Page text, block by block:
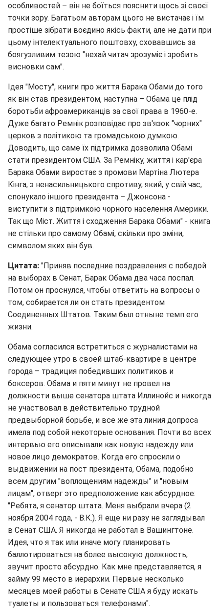
особливостей – він не боїться пояснити щось зі своєї
точки зору. Багатьом авторам цього не вистачає і їм
простіше зібрати воєдино якісь факти, але не дати при
цьому інтелектуального поштовху, сховавшись за
боягузливим тезою "нехай читач зрозуміє і зробить
висновки сам".
Ідея "Мосту", книги про життя Барака Обами до того
як він став президентом, наступна – Обама це плід
боротьби афроамериканців за свої права в 1960-е.
Дуже багато Ремнік розповідає про зв'язок "чорних"
церков з політикою та громадською думкою.
Доводить, що саме їх підтримка дозволила Обамі
стати президентом США. За Ремніку, життя і кар'єра
Барака Обами виростає з промови Мартіна Лютера
Кінга, з ненасильницького спротиву, який, у свій час,
спонукало іншого президента – Джонсона -
виступити з підтримкою чорного населення Америки.
Так що Міст. Життя і сходження Барака Обами" - книга
не стільки про самому Обамі, скільки про зміни,
символом яких він був.
Цитата: "Приняв последние поздравления с победой
на выборах в Сенат, Барак Обама два часа поспал.
Потом он проснулся, чтобы ответить на вопросы о
том, собирается ли он стать президентом
Соединенных Штатов. Таким был отныне темп его
жизни.
Обама согласился встретиться с журналистами на
следующее утро в своей штаб-квартире в центре
города – традиция победивших политиков и
боксеров. Обама и пяти минут не провел на
должности выше сенатора штата Иллинойс и никогда
не участвовал в действительно трудной
предвыборной борьбе, и все же эта линия допроса
имела под собой некоторые основания. Почти во всех
интервью его описывали как новую надежду или
новое лицо демократов. Когда его спросили о
выдвижении на пост президента, Обама, подобно
всем другим "воплощениям надежды" и "новым
лицам", отверг это предположение как абсурдное:
"Ребята, я сенатор штата. Меня выбрали вчера (2
ноября 2004 года, - В.К.). Я еще ни разу не заглядывал
в Сенат США. Я никогда не работал в Вашингтоне.
Идея, что я так или иначе могу планировать
баллотироваться на более высокую должность,
звучит просто абсурдно. Как мне представляется, я
займу 99 место в иерархии. Первые несколько
месяцев моей работы в Сенате США я буду искать
туалеты и пользоваться телефонами".